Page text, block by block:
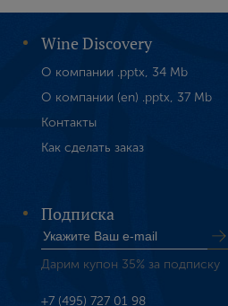
Wine Discovery
О компании .pptx, 34 Mb
О компании (en) .pptx, 37 Mb
Контакты
Как сделать заказ
Подписка
Дарим купон 35% за подписку
+7 (495) 727 01 98